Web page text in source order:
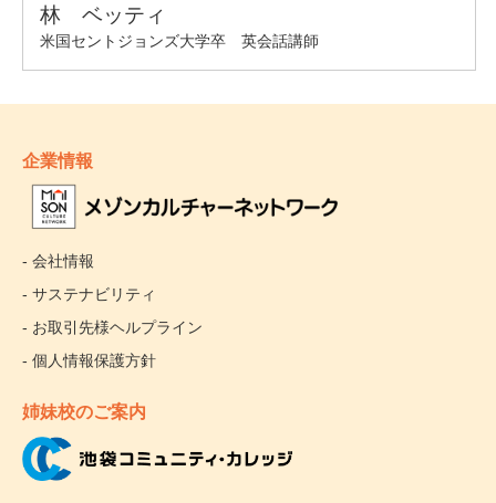
企業情報
- 会社情報
- サステナビリティ
- お取引先様ヘルプライン
- 個人情報保護方針
姉妹校のご案内